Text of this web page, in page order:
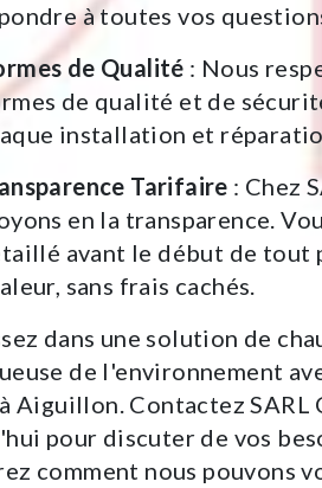
à toutes vos
de Qualité : Nous
de qualité et de
installation et
Tarifaire : Chez
en la transparence.
avant le début de tout
sans frais cachés.
dans une solution de
de l'environnement
Aiguillon. Contactez SARL
pour discuter de vos
comment nous pouvons